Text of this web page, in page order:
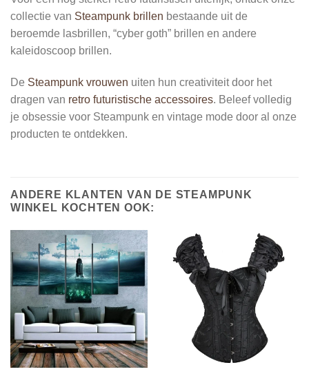
collectie van Steampunk brillen bestaande uit de
beroemde lasbrillen, “cyber goth” brillen en andere
kaleidoscoop brillen.
De Steampunk vrouwen uiten hun creativiteit door het
dragen van retro futuristische accessoires. Beleef volledig
je obsessie voor Steampunk en vintage mode door al onze
producten te ontdekken.
ANDERE KLANTEN VAN DE STEAMPUNK
WINKEL KOCHTEN OOK: